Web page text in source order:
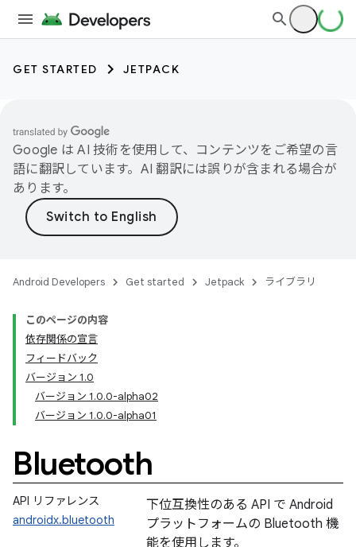
GET STARTED JETPACK
Google は AI 技術を使用して、コンテンツをご希望の言
語に翻訳しています。AI 翻訳には誤りが含まれる場合が
あります。
Android Developers Get started Jetpack ライブラリ
このページの内容
依存関係の宣言
フィードバック
バージョン 1.0
バージョン 1.0.0-alpha02
バージョン 1.0.0-alpha01
Bluetooth
API リファレンス
androidx.bluetooth
下位互換性のある API で Android
プラットフォームの Bluetooth 機
能を使用します。